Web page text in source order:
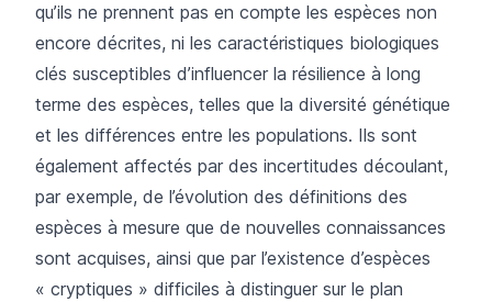
qu’ils ne prennent pas en compte les espèces non
encore décrites, ni les caractéristiques biologiques
clés susceptibles d’influencer la résilience à long
terme des espèces, telles que la diversité génétique
et les différences entre les populations. Ils sont
également affectés par des incertitudes découlant,
par exemple, de l’évolution des définitions des
espèces à mesure que de nouvelles connaissances
sont acquises, ainsi que par l’existence d’espèces
« cryptiques » difficiles à distinguer sur le plan